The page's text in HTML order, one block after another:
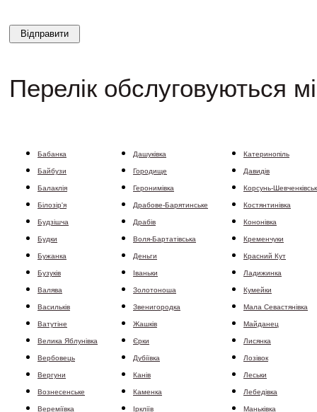
Перелік обслуговуються
Бабанка
Байбузи
Балаклія
Білозір'я
Будзішча
Будки
Бужанка
Бузуків
Валява
Василькiв
Ватутіне
Велика Яблунівка
Вербовець
Вергуни
Вознесенське
Вереміївка
Дашуківка
Городище
Геронимівка
Драбове-Барятинське
Драбів
Воля-Бартатівська
Деньги
Іваньки
Золотоноша
Звенигородка
Жашків
Єрки
Дубіївка
Канів
Каменка
Іркліїв
Катеринопіль
Давидів
Корсунь-
Костянтинівка
Кононівка
Кременчуки
Красний Кут
Ладижинка
Кумейки
Мала Севастянівка
Майданец
Лисянка
Лозівок
Леськи
Лебедівка
Маньківка